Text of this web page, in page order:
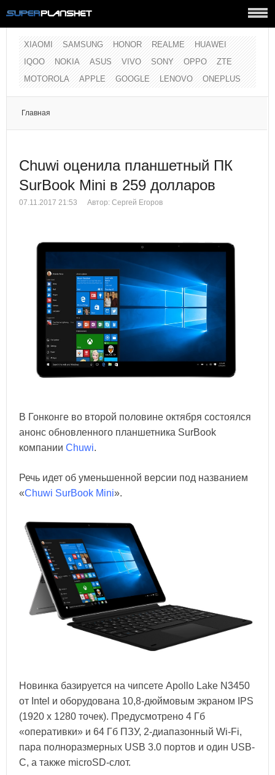
XIAOMI SAMSUNG HONOR REALME
HUAWEI
IQOO
NOKIA ASUS VIVO SONY OPPO
ZTE
MOTOROLA
APPLE GOOGLE LENOVO ONEPLUS
Главная
Chuwi оценила планшетный ПК
SurBook Mini в 259 долларов
07.11.2017 21:53 Автор: Сергей Егоров
В Гонконге во второй половине октября состоялся
анонс обновленного планшетника SurBook
компании Chuwi.
Речь идет об уменьшенной версии под названием
«Chuwi SurBook Mini».
Новинка базируется на чипсете Apollo Lake N3450
от Intel и оборудована 10,8-дюймовым экраном IPS
(1920 х 1280 точек). Предусмотрено 4 Гб
«оперативки» и 64 Гб ПЗУ, 2-диапазонный Wi-Fi,
пара полноразмерных USB 3.0 портов и один USB-
C, а также microSD-слот.